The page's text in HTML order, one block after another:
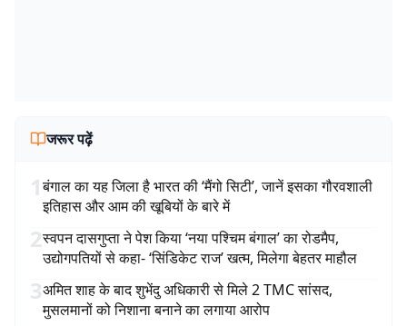
जरूर पढ़ें
1बंगाल का यह जिला है भारत की ‘मैंगो सिटी’, जानें इसका गौरवशाली
इतिहास और आम की खूबियों के बारे में
2स्वपन दासगुप्ता ने पेश किया ‘नया पश्चिम बंगाल’ का रोडमैप,
उद्योगपतियों से कहा- ‘सिंडिकेट राज’ खत्म, मिलेगा बेहतर माहौल
3अमित शाह के बाद शुभेंदु अधिकारी से मिले 2 TMC सांसद,
मुसलमानों को निशाना बनाने का लगाया आरोप